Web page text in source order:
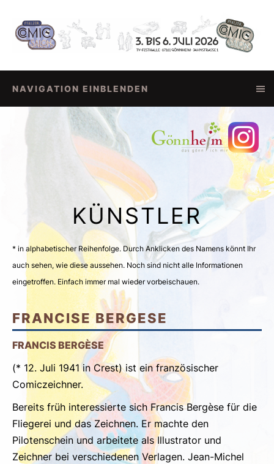
NAVIGATION EINBLENDEN
KÜNSTLER
* in alphabetischer Reihenfolge. Durch Anklicken des Namens könnt Ihr
auch sehen, wie diese aussehen. Noch sind nicht alle Informationen
eingetroffen. Einfach immer mal wieder vorbeischauen.
FRANCISE BERGESE
FRANCIS BERGÈSE
(* 12. Juli 1941 in Crest) ist ein französischer
Comiczeichner.
Bereits früh interessierte sich Francis Bergèse für die
Fliegerei und das Zeichnen. Er machte den
Pilotenschein und arbeitete als Illustrator und
Zeichner bei verschiedenen Verlagen. Jean-Michel